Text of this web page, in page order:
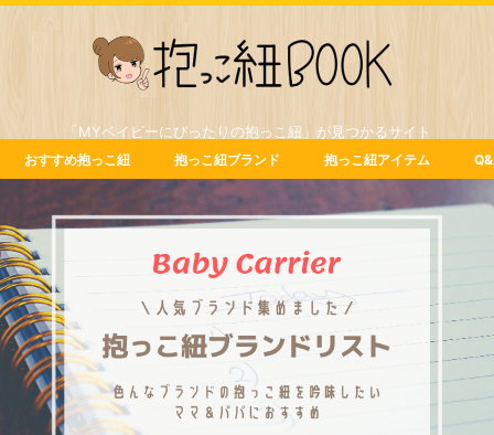
「MYベイビーにぴったりの抱っこ紐」が見つかるサイト
おすすめ抱っこ紐 抱っこ紐ブランド 抱っこ紐アイテム